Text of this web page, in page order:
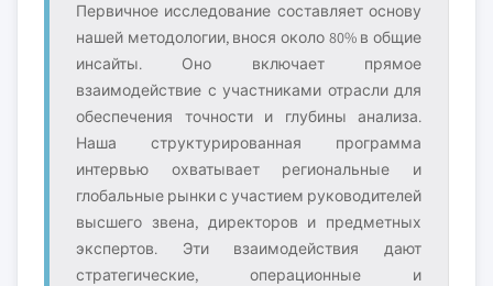
Первичное исследование составляет основу
нашей методологии, внося около 80% в общие
инсайты. Оно включает прямое
взаимодействие с участниками отрасли для
обеспечения точности и глубины анализа.
Наша структурированная программа
интервью охватывает региональные и
глобальные рынки с участием руководителей
высшего звена, директоров и предметных
экспертов. Эти взаимодействия дают
стратегические, операционные и